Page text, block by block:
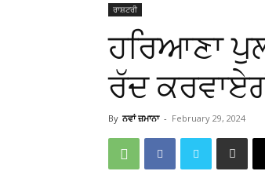
ਰਾਸ਼ਟਰੀ
ਹਰਿਆਣਾ
ਰੱਦ
By ਨਵਾਂ ਜ਼ਮਾਨਾ - February 29, 2024